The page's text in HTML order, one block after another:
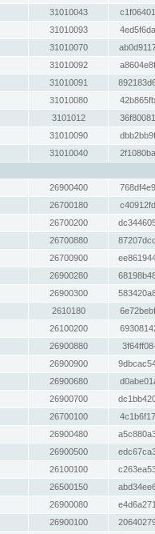
31010043
31010093
31010070
31010092
31010091
31010080
3101012
31010090
31010040
26900400
26700180
26700200
26700880
26700900
26900280
26900300
2610180
26100200
26900880
26900900
26900680
26900700
26700100
26900480
26900500
26100100
26500150
26900080
26900100